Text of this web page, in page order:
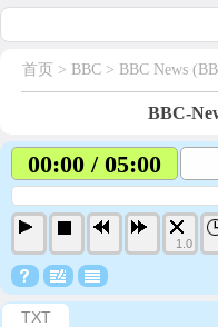
首页 > BBC > BBC News
BBC-
00:00 / 05:00
1.0
TXT